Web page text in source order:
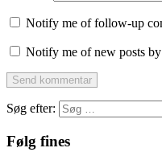
Notify me of follow-up
Notify me of new posts
Søg efter:
Følg fines